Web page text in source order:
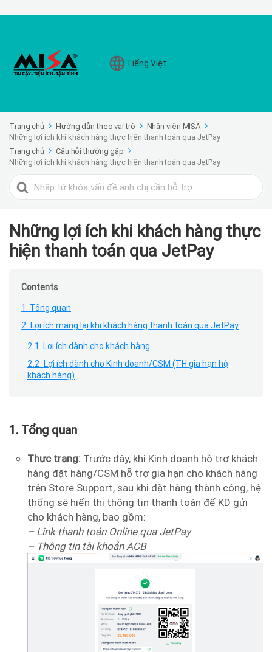
Tiếng Việt
Trang chủ Hướng dẫn theo vai trò
Nhân viên MISA
Những lợi ích khi khách hàng thực hiện thanh toán qua JetPay
Trang chủ
Câu hỏi thường gặp
Những lợi ích khi khách hàng thực hiện thanh toán qua JetPay
Search
For
Những lợi ích khi khách hàng thực
hiện thanh toán qua JetPay
Contents
1. Tổng quan
2. Lợi ích mang lại khi khách hàng thanh toán qua JetPay
2.1. Lợi ích dành cho khách hàng
2.2. Lợi ích dành cho Kinh doanh/CSM (TH gia hạn hộ
khách hàng)
1. Tổng quan
Thực trạng: Trước đây, khi Kinh doanh hỗ trợ khách
hàng đặt hàng/CSM hỗ trợ gia hạn cho khách hàng
trên Store Support, sau khi đặt hàng thành công, hệ
thống sẽ hiển thị thông tin thanh toán để KD gửi
cho khách hàng, bao gồm:
– Link thanh toán Online qua JetPay
– Thông tin tài khoản ACB